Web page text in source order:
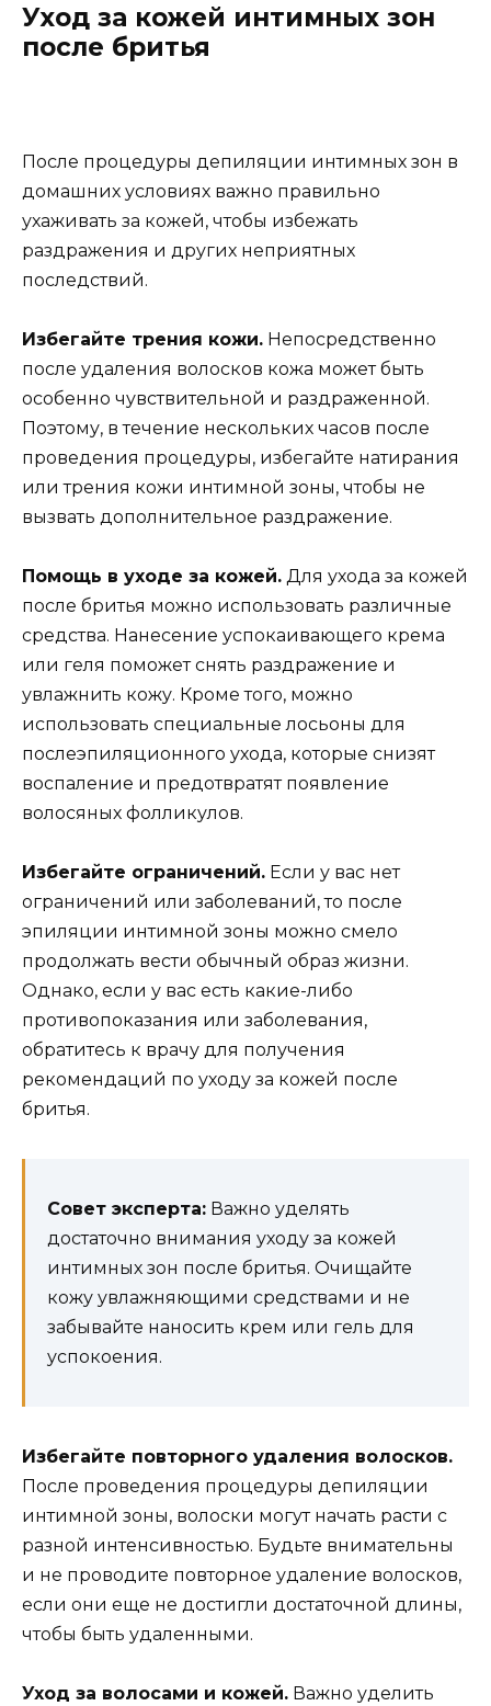
Уход за кожей интимных зон
после бритья
После процедуры депиляции интимных зон в
домашних условиях важно правильно
ухаживать за кожей, чтобы избежать
раздражения и других неприятных
последствий.
Избегайте трения кожи. Непосредственно
после удаления волосков кожа может быть
особенно чувствительной и раздраженной.
Поэтому, в течение нескольких часов после
проведения процедуры, избегайте натирания
или трения кожи интимной зоны, чтобы не
вызвать дополнительное раздражение.
Помощь в уходе за кожей. Для ухода за кожей
после бритья можно использовать различные
средства. Нанесение успокаивающего крема
или геля поможет снять раздражение и
увлажнить кожу. Кроме того, можно
использовать специальные лосьоны для
послеэпиляционного ухода, которые снизят
воспаление и предотвратят появление
волосяных фолликулов.
Избегайте ограничений. Если у вас нет
ограничений или заболеваний, то после
эпиляции интимной зоны можно смело
продолжать вести обычный образ жизни.
Однако, если у вас есть какие-либо
противопоказания или заболевания,
обратитесь к врачу для получения
рекомендаций по уходу за кожей после
бритья.
Совет эксперта: Важно уделять
достаточно внимания уходу за кожей
интимных зон после бритья. Очищайте
кожу увлажняющими средствами и не
забывайте наносить крем или гель для
успокоения.
Избегайте повторного удаления волосков.
После проведения процедуры депиляции
интимной зоны, волоски могут начать расти с
разной интенсивностью. Будьте внимательны
и не проводите повторное удаление волосков,
если они еще не достигли достаточной длины,
чтобы быть удаленными.
Уход за волосами и кожей. Важно уделить